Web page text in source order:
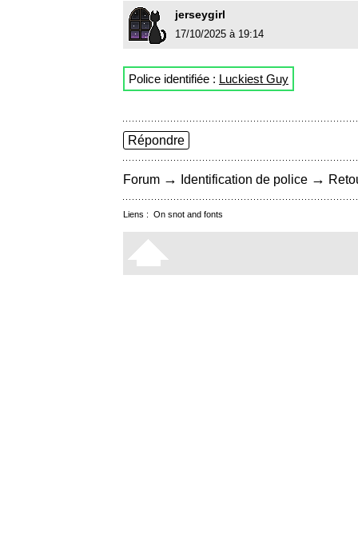
jerseygirl
17/10/2025 à 19:14
Police identifiée : Luckiest Guy
Répondre
Forum → Identification de police →
Liens : On snot and fonts